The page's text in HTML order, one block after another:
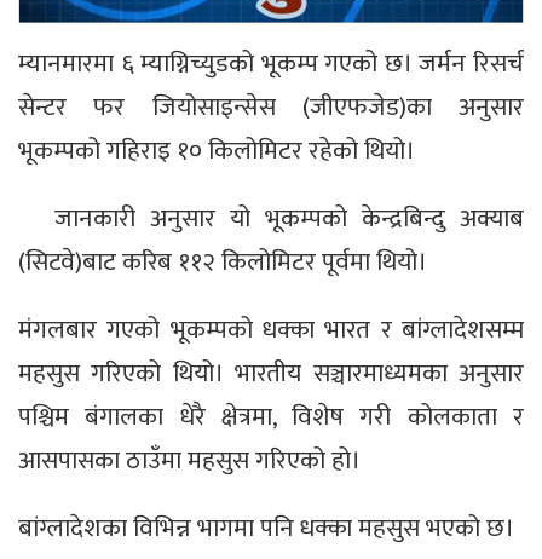
म्यानमारमा ६ म्याग्निच्युडको भूकम्प गएको छ। जर्मन रिसर्च
सेन्टर फर जियोसाइन्सेस (जीएफजेड)का अनुसार
भूकम्पको गहिराइ १० किलोमिटर रहेको थियो।
जानकारी अनुसार यो भूकम्पको केन्द्रबिन्दु अक्याब
(सिटवे)बाट करिब ११२ किलोमिटर पूर्वमा थियो।
मंगलबार गएको भूकम्पको धक्का भारत र बांग्लादेशसम्म
महसुस गरिएको थियो। भारतीय सञ्चारमाध्यमका अनुसार
पश्चिम बंगालका धेरै क्षेत्रमा, विशेष गरी कोलकाता र
आसपासका ठाउँमा महसुस गरिएको हो।
बांग्लादेशका विभिन्न भागमा पनि धक्का महसुस भएको छ।